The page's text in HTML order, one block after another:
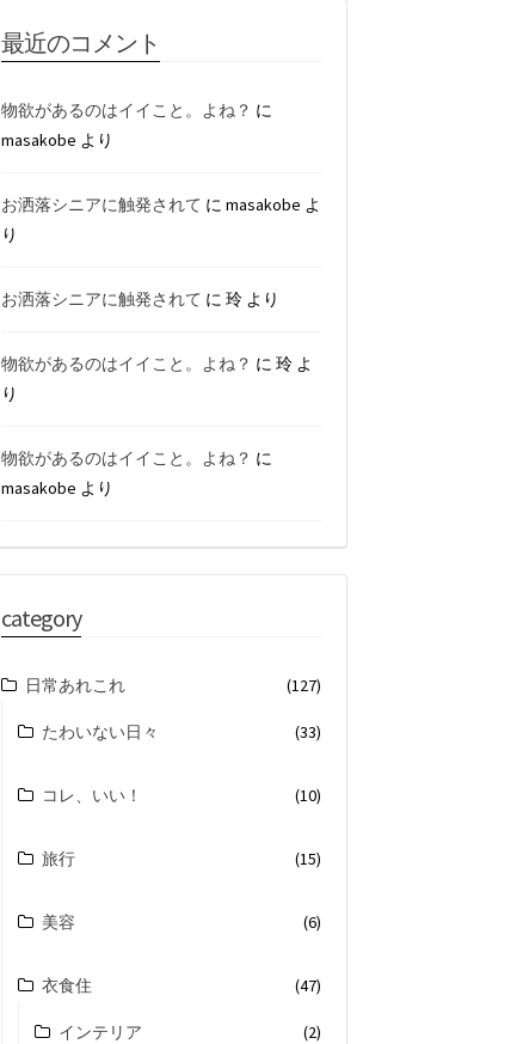
最近のコメント
物欲があるのはイイこと。よね？ に
masakobe より
お洒落シニアに触発されて に masakobe よ
り
お洒落シニアに触発されて に 玲 より
物欲があるのはイイこと。よね？ に 玲 よ
り
物欲があるのはイイこと。よね？ に
masakobe より
category
日常あれこれ (127)
たわいない日々 (33)
コレ、いい！ (10)
旅行 (15)
美容 (6)
衣食住 (47)
インテリア (2)